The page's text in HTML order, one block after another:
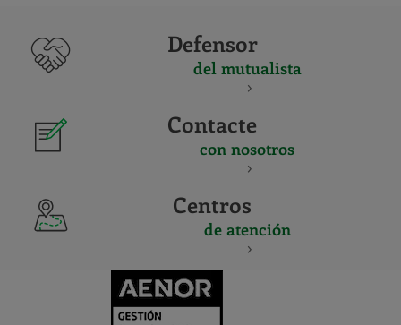
Defensor
del mutualista
Contacte
con nosotros
Centros
de atención